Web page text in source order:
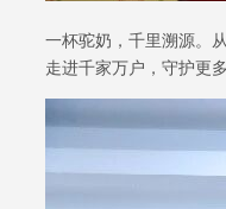
一杯驼奶，千里溯源。
走进千家万户，守护更